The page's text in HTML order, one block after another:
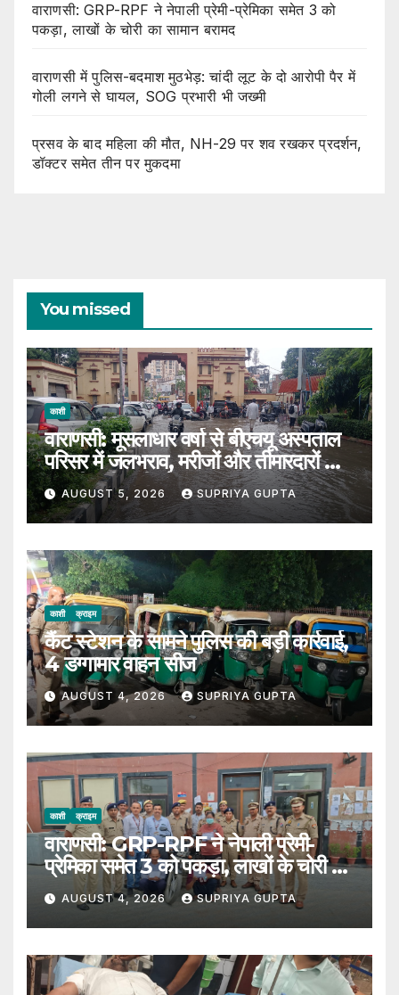
वाराणसी: GRP-RPF ने नेपाली प्रेमी-प्रेमिका समेत 3 को
पकड़ा, लाखों के चोरी का सामान बरामद
वाराणसी में पुलिस-बदमाश मुठभेड़: चांदी लूट के दो आरोपी पैर में
गोली लगने से घायल, SOG प्रभारी भी जख्मी
प्रसव के बाद महिला की मौत, NH-29 पर शव रखकर प्रदर्शन,
डॉक्टर समेत तीन पर मुकदमा
You missed
काशी
वाराणसी: मूसलाधार वर्षा से बीएचयू अस्पताल
परिसर में जलभराव, मरीजों और तीमारदारों को
उठानी पड़ी भारी परेशान
AUGUST 5, 2026 SUPRIYA GUPTA
काशी क्राइम
कैंट स्टेशन के सामने पुलिस की बड़ी कार्रवाई,
4 डग्गामार वाहन सीज
AUGUST 4, 2026 SUPRIYA GUPTA
काशी क्राइम
वाराणसी: GRP-RPF ने नेपाली प्रेमी-
प्रेमिका समेत 3 को पकड़ा, लाखों के चोरी का
सामान बरामद
AUGUST 4, 2026 SUPRIYA GUPTA